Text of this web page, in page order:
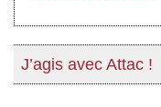
J’agis avec Attac !